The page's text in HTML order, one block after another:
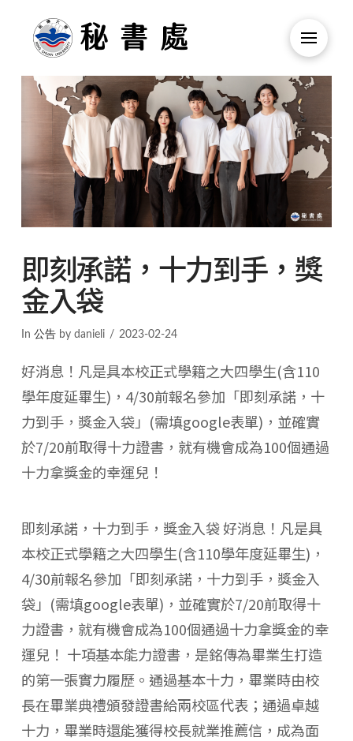
即刻承諾，十力到手，獎
金入袋
In 公告by danieli 2023-02-24
好消息！凡是具本校正式學籍之大四學生(含110
學年度延畢生)，4/30前報名參加「即刻承諾，十
力到手，獎金入袋」(需填google表單)，並確實
於7/20前取得十力證書，就有機會成為100個通過
十力拿獎金的幸運兒！
即刻承諾，十力到手，獎金入袋 好消息！凡是具
本校正式學籍之大四學生(含110學年度延畢生)，
4/30前報名參加「即刻承諾，十力到手，獎金入
袋」(需填google表單)，並確實於7/20前取得十
力證書，就有機會成為100個通過十力拿獎金的幸
運兒！ 十項基本能力證書，是銘傳為畢業生打造
的第一張實力履歷。通過基本十力，畢業時由校
長在畢業典禮頒發證書給兩校區代表；通過卓越
十力，畢業時還能獲得校長就業推薦信，成為面